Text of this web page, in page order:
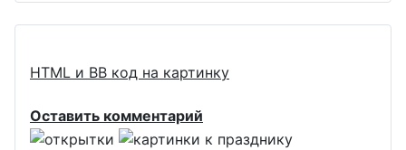
HTML и BB код на картинку
Оставить комментарий